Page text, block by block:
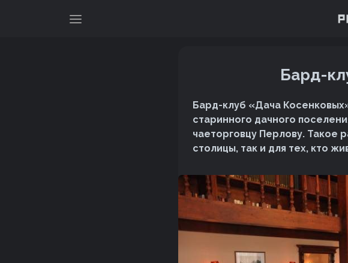
Бард-
Бард-клуб «Дача
старинного дачного
чаеторговцу Перлову. Такое
столицы, так и для тех, кто